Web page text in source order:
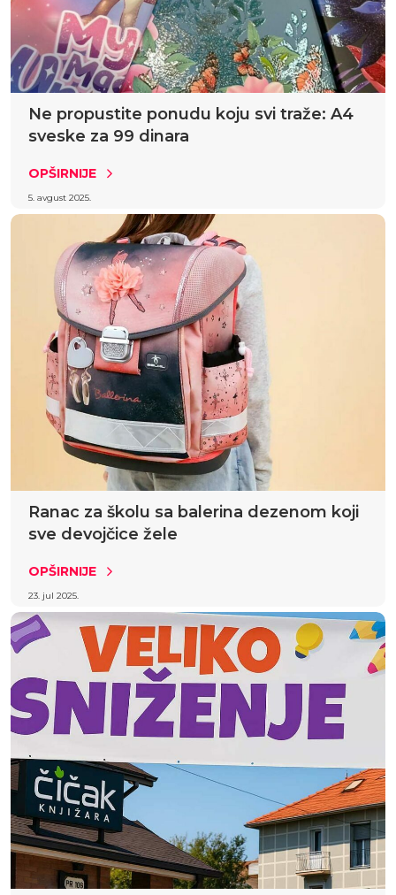
Ne propustite ponudu koju svi traže: A4
sveske za 99 dinara
OPŠIRNIJE
5. avgust 2025.
Ranac za školu sa balerina dezenom koji
sve devojčice žele
OPŠIRNIJE
23. jul 2025.